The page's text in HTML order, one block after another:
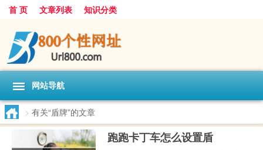
首 页 文章列表 知识分类
网站导航
> 有关“盾牌”的文章
跑跑卡丁车怎么设置盾